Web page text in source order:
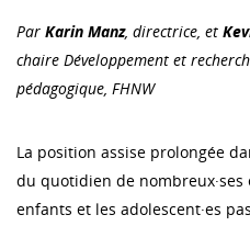
Par Karin Manz, directrice, et
chaire Développement et
pédagogique, FHNW
La position assise prolongée
du quotidien de nombreux·ses
enfants et les adolescent·es